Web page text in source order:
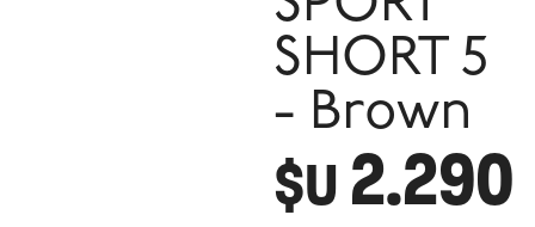
SHORT 5
- Brown
$U 2.290